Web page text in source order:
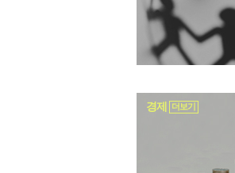
경제 더보기